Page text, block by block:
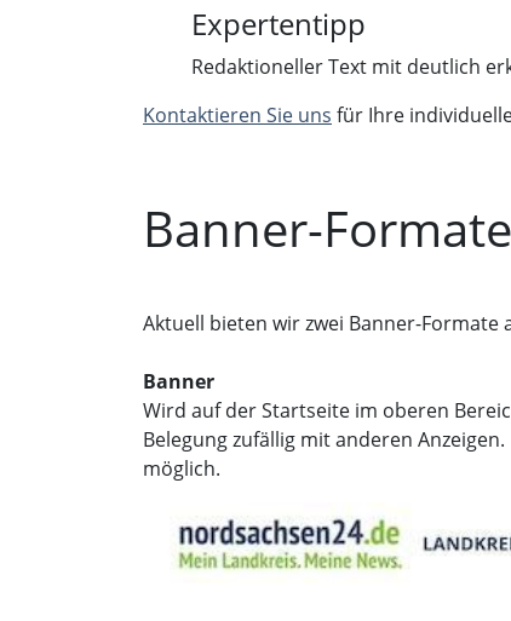
Expertentipp
Redaktioneller Text mit deutlich
Kontaktieren Sie uns für Ihre
Banner-Formate
Aktuell bieten wir zwei Banner-Formate
Banner
Wird auf der Startseite im oberen
Belegung zufällig mit anderen
möglich.